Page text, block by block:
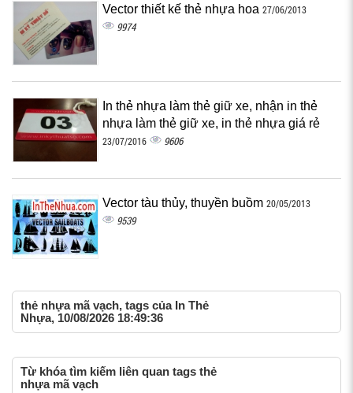
Vector thiết kế thẻ nhựa hoa 27/06/2013
9974
In thẻ nhựa làm thẻ giữ xe, nhận in thẻ
nhựa làm thẻ giữ xe, in thẻ nhựa giá rẻ
23/07/2016 9606
Vector tàu thủy, thuyền buồm 20/05/2013
9539
thẻ nhựa mã vạch, tags của In Thẻ
Nhựa, 10/08/2026 18:49:36
Từ khóa tìm kiếm liên quan tags thẻ
nhựa mã vạch